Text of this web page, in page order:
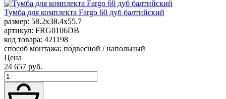
Тумба для комплекта Fargo 60 дуб балтийский
размер: 58.2x38.4x55.7
артикул: FRG0106DB
код товара: 421198
способ монтажа: подвесной / напольный
Цена
24 657 руб.